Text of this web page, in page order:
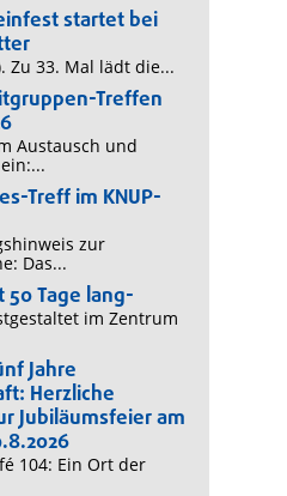
startet bei
Zu 33. Mal lädt die...
Treffen
Austausch und
Treff im KNUP-
zur
Das...
50 Tage lang-
im Zentrum
Jahre
Herzliche
Jubiläumsfeier am
104: Ein Ort der